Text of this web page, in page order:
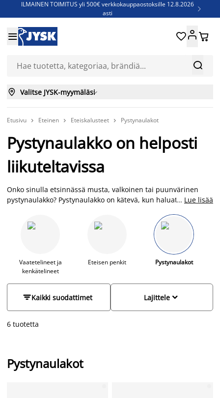
ILMAINEN TOIMITUS yli 500€ verkkokauppaostoksille 12.8.2026
asti

Jenkkisänkyjä - Säästä jopa 60%


 
 Valitse JYSK-myymäläsi
Etusivu  Eteinen  Eteiskalusteet  Pystynaulakot
Pystynaulakko on helposti
liikuteltavissa
Onko sinulla etsinnässä musta, valkoinen tai puunvärinen
pystynaulakko? Pystynaulakko on kätevä, kun haluat naulakon,
hatut, huivit ja vaikkapa sateenvarjot. Tyylikkäät
sisustustikkaat viimeistelevät kokonaisuuden.
... Lue lisää
Vaatetelineet ja
kenkätelineet
Eteisen penkit Pystynaulakot
Kaikki suodattimet 
Lajittele
6 tuotetta
Pystynaulakot